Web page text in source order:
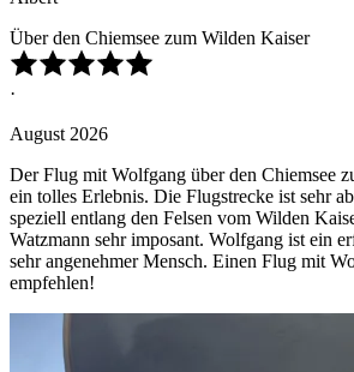
Über den Chiemsee zum Wilden Kaiser
·
August 2026
Der Flug mit Wolfgang über den Chiemsee
ein tolles Erlebnis. Die Flugstrecke ist sehr
speziell entlang den Felsen vom Wilden
Watzmann sehr imposant. Wolfgang ist ein
sehr angenehmer Mensch. Einen Flug mit
empfehlen!